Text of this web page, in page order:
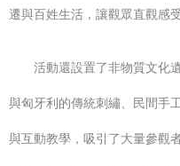
遷與百姓生活，讓觀眾直觀感
活動還設置了非物質文化
與匈牙利的傳統刺繡、民間手
與互動教學，吸引了大量參觀